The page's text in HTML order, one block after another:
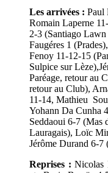
Les arrivées : Paul
Romain Laperne
2-3 (Santiago
Faugéres 1
Fenoy 11-12-15
Sulpice sur
Paréage, retour au
retour au Club),
11-14, Mathieu
Yohann Da Cunha
Seddaoui 6-7 (Mas
Lauragais), Loïc
Jérôme Durand 6-7
Reprises : Nicolas